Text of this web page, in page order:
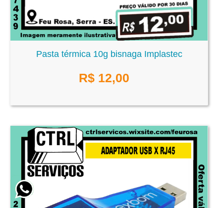
Pasta térmica 10g bisnaga Implastec
R$ 12,00